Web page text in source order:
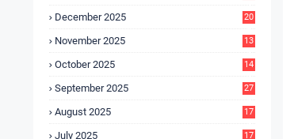
December 2025
20
November 2025
13
October 2025
14
September 2025
27
August 2025
17
July 2025
17